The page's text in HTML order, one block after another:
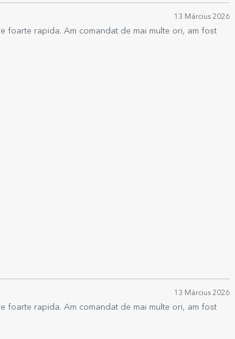
13 Március 2026
foarte rapida. Am comandat de mai multe ori, am fost
13 Március 2026
foarte rapida. Am comandat de mai multe ori, am fost